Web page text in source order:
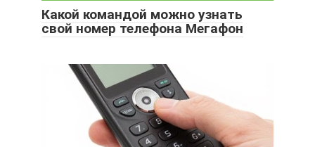
Какой командой можно узнать
свой номер телефона Мегафон